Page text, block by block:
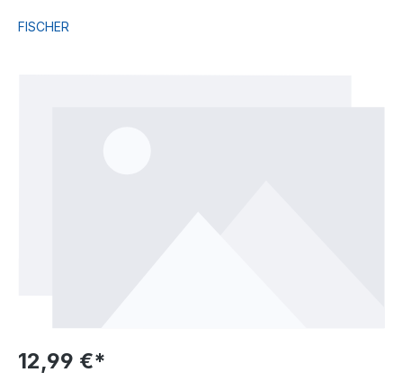
FISCHER
12,99 €*